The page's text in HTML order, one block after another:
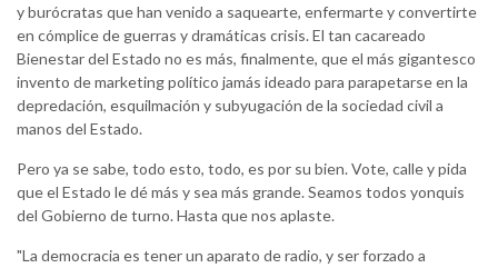
y burócratas que han venido a saquearte, enfermarte y convertirte
en cómplice de guerras y dramáticas crisis. El tan cacareado
Bienestar del Estado no es más, finalmente, que el más gigantesco
invento de marketing político jamás ideado para parapetarse en la
depredación, esquilmación y subyugación de la sociedad civil a
manos del Estado.
Pero ya se sabe, todo esto, todo, es por su bien. Vote, calle y pida
que el Estado le dé más y sea más grande. Seamos todos yonquis
del Gobierno de turno. Hasta que nos aplaste.
"La democracia es tener un aparato de radio, y ser forzado a